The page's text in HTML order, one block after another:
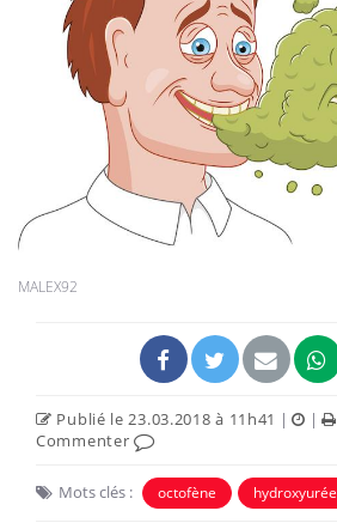
MALEX92
Publié le 23.03.2018 à 11h41 | |
Commenter
Mots clés : octofène hydroxyurée